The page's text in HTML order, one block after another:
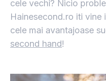
cele vechi? Nicio
Hainesecond.ro iti vine
cele mai avantajoase
second hand!